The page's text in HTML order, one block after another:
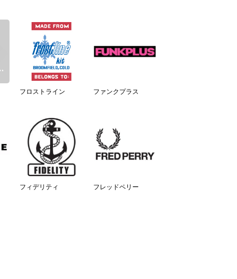
フロストライン ファンクプラス
フィデリティ フレッドペリー